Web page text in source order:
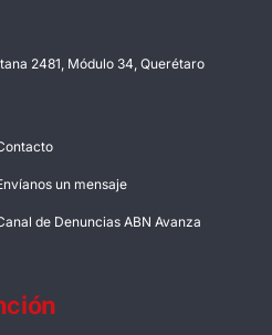
2481, Módulo 34, Querétaro
un mensaje
de Denuncias ABN Avanza